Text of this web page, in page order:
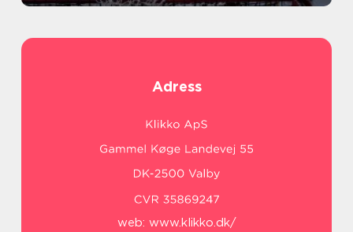
Adress
web: www.klikko.dk/